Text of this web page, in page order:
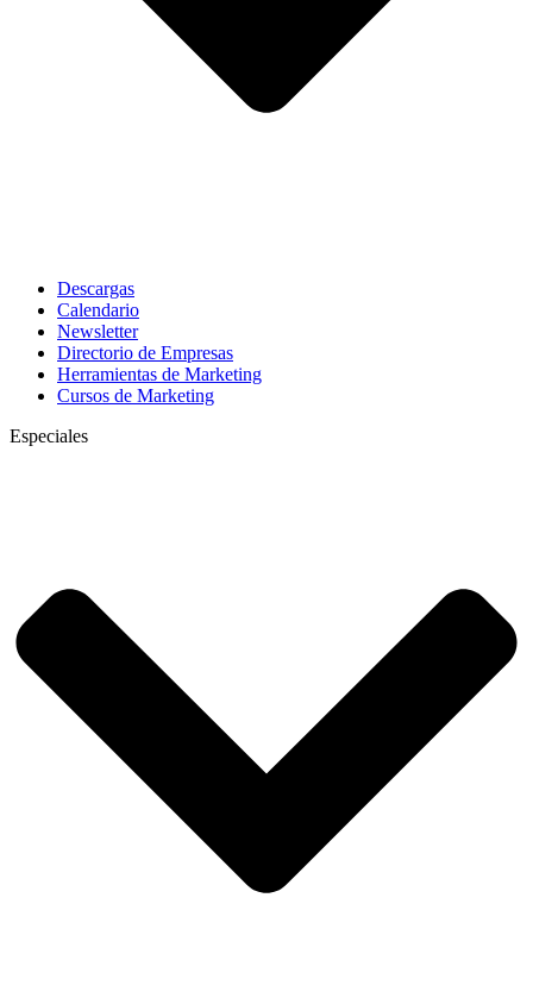
Descargas
Calendario
Newsletter
Directorio de Empresas
Herramientas de Marketing
Cursos de Marketing
Especiales